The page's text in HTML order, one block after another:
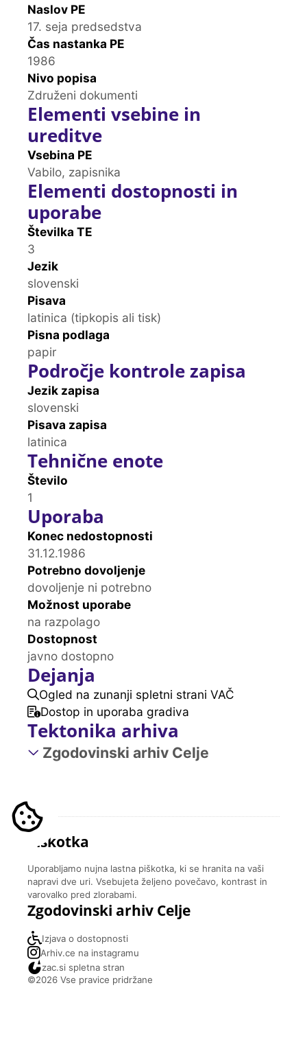
Naslov PE
17. seja predsedstva
Čas nastanka PE
1986
Nivo popisa
Združeni dokumenti
Elementi vsebine in
ureditve
Vsebina PE
Vabilo, zapisnika
Elementi dostopnosti in
uporabe
Številka TE
3
Jezik
slovenski
Pisava
latinica (tipkopis ali tisk)
Pisna podlaga
papir
Področje kontrole zapisa
Jezik zapisa
slovenski
Pisava zapisa
latinica
Tehnične enote
Število
1
Uporaba
Konec nedostopnosti
31.12.1986
Potrebno dovoljenje
dovoljenje ni potrebno
Možnost uporabe
na razpolago
Dostopnost
javno dostopno
Dejanja
Ogled na zunanji spletni strani VAČ
Dostop in uporaba gradiva
Tektonika arhiva
Zgodovinski arhiv Celje
Piškotka
Uporabljamo nujna lastna piškotka, ki se hranita na vaši
napravi dve uri. Vsebujeta željeno povečavo, kontrast in
varovalko pred zlorabami.
Zgodovinski arhiv Celje
Izjava o dostopnosti
Arhiv.ce na instagramu
zac.si spletna stran
©2026 Vse pravice pridržane